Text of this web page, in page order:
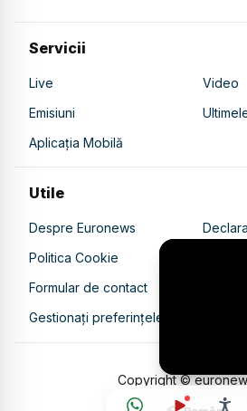
Servicii
Live
Video
Emisiuni
Aplicația Mobilă
Utile
Despre Euronews
Politica Cookie
Formular de contact
Gestionați preferințele
Copyright ©